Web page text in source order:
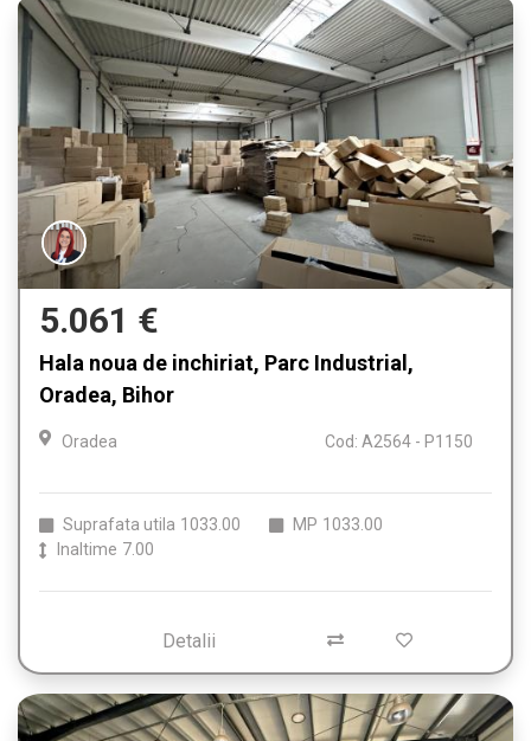
5.061 €
Hala noua de inchiriat, Parc Industrial,
Oradea, Bihor
Oradea Cod: A2564 - P1150
Suprafata utila 1033.00 MP 1033.00
Inaltime 7.00
Detalii